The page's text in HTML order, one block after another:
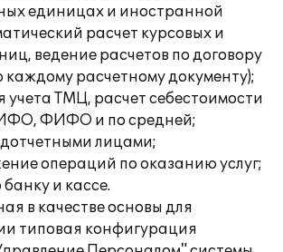
единицах и иностранной
расчет курсовых и
ведение расчетов по договору
каждому расчетному документу);
учета ТМЦ, расчет себестоимости
ФИФО и по средней;
лицами;
операций по оказанию услуг;
и кассе.
в качестве основы для
типовая конфигурация